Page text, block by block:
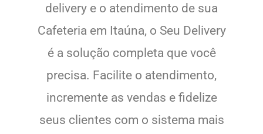
delivery e o atendimento de sua
Cafeteria em Itaúna, o Seu Delivery
é a solução completa que você
precisa. Facilite o atendimento,
incremente as vendas e fidelize
seus clientes com o sistema mais